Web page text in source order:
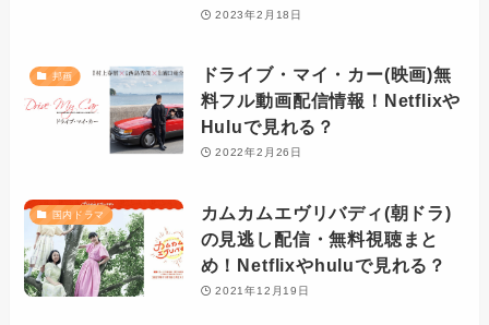
2023年2月18日
邦画
ドライブ・マイ・カー(映画)無
料フル動画配信情報！Netflixや
Huluで見れる？
2022年2月26日
国内ドラマ
カムカムエヴリバディ(朝ドラ)
の見逃し配信・無料視聴まと
め！Netflixやhuluで見れる？
2021年12月19日